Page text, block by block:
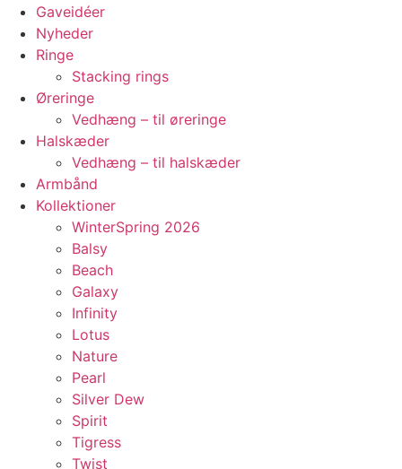
Gaveidéer
Nyheder
Ringe
Stacking rings
Øreringe
Vedhæng – til øreringe
Halskæder
Vedhæng – til halskæder
Armbånd
Kollektioner
WinterSpring 2026
Balsy
Beach
Galaxy
Infinity
Lotus
Nature
Pearl
Silver Dew
Spirit
Tigress
Twist